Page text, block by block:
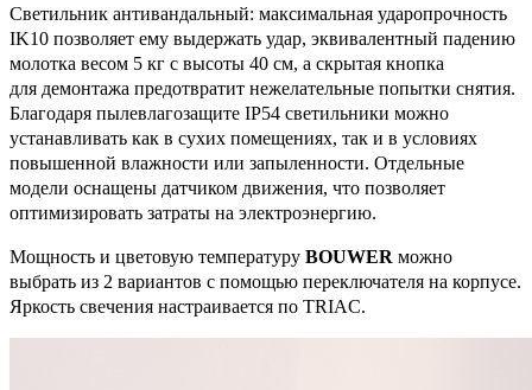
Светильник антивандальный: максимальная ударопрочность
IK10 позволяет ему выдержать удар, эквивалентный падению
молотка весом 5 кг с высоты 40 см, а скрытая кнопка
для демонтажа предотвратит нежелательные попытки снятия.
Благодаря пылевлагозащите IP54 светильники можно
устанавливать как в сухих помещениях, так и в условиях
повышенной влажности или запыленности. Отдельные
модели оснащены датчиком движения, что позволяет
оптимизировать затраты на электроэнергию.
Мощность и цветовую температуру BOUWER можно
выбрать из 2 вариантов с помощью переключателя на корпусе.
Яркость свечения настраивается по TRIAC.